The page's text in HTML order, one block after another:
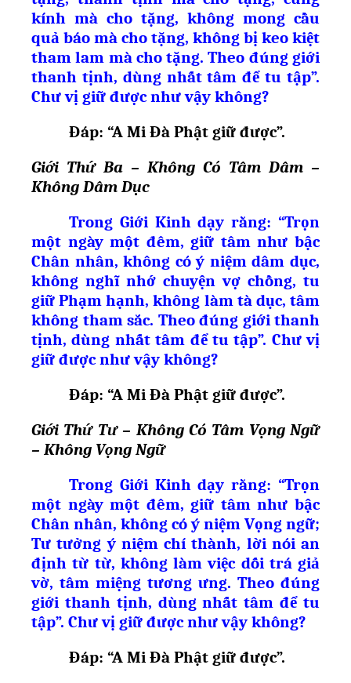
kính mà cho tặng, không mong cầu
quả báo mà cho tặng, không bị keo kiệt
tham lam mà cho tặng. Theo đúng giới
thanh tịnh, dùng nhất tâm để tu tập”.
Chư vị giữ được như vậy không?
Đáp: “A Mi Đà Phật giữ được”.
Giới Thứ Ba – Không Có Tâm Dâm –
Không Dâm Dục
Trong Giới Kinh dạy rằng: “Trọn
một ngày một đêm, giữ tâm như bậc
Chân nhân, không có ý niệm dâm dục,
không nghĩ nhớ chuyện vợ chồng, tu
giữ Phạm hạnh, không làm tà dục, tâm
không tham sắc. Theo đúng giới thanh
tịnh, dùng nhất tâm để tu tập”. Chư vị
giữ được như vậy không?
Đáp: “A Mi Đà Phật giữ được”.
Giới Thứ Tư – Không Có Tâm Vọng Ngữ
– Không Vọng Ngữ
Trong Giới Kinh dạy rằng: “Trọn
một ngày một đêm, giữ tâm như bậc
Chân nhân, không có ý niệm Vọng ngữ;
Tư tưởng ý niệm chí thành, lời nói an
định từ từ, không làm việc dối trá giả
vờ, tâm miệng tương ưng. Theo đúng
giới thanh tịnh, dùng nhất tâm để tu
tập”. Chư vị giữ được như vậy không?
Đáp: “A Mi Đà Phật giữ được”.